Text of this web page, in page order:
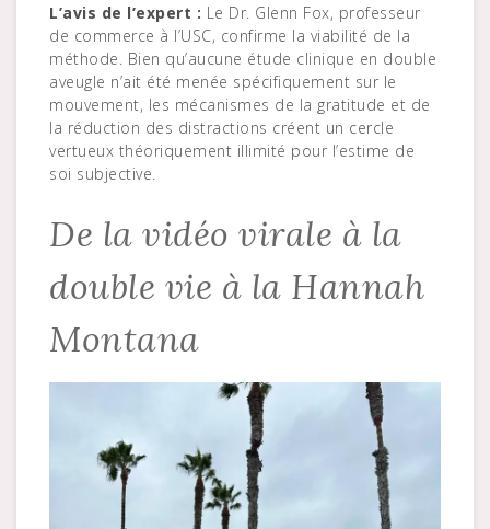
L’avis de l’expert : Le Dr. Glenn Fox, professeur
de commerce à l’USC, confirme la viabilité de la
méthode. Bien qu’aucune étude clinique en double
aveugle n’ait été menée spécifiquement sur le
mouvement, les mécanismes de la gratitude et de
la réduction des distractions créent un cercle
vertueux théoriquement illimité pour l’estime de
soi subjective.
De la vidéo virale à la
double vie à la Hannah
Montana